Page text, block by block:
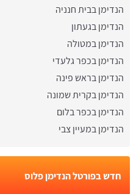
הנדימן בבית חנניה
הנדימן בגעתון
הנדימן במטולה
הנדימן בכפר גלעדי
הנדימן בראש פינה
הנדימן בקרית שמונה
הנדימן בכפר בלום
הנדימן במעיין צבי
חדש בפורטל הנדימן פלוס